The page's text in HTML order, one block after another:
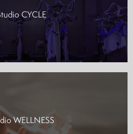
CYCLE
WELLNESS